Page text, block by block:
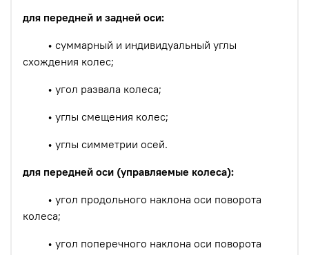
для передней и задней оси:
• суммарный и индивидуальный углы
схождения колес;
• угол развала колеса;
• углы смещения колес;
• углы симметрии осей.
для передней оси (управляемые колеса):
• угол продольного наклона оси поворота
колеса;
• угол поперечного наклона оси поворота